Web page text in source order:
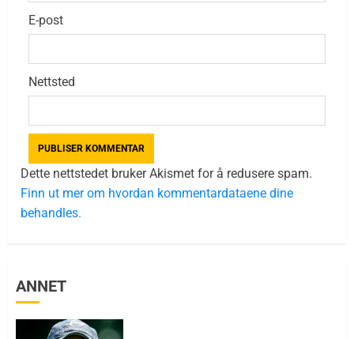
E-post
Nettsted
Dette nettstedet bruker Akismet for å redusere spam.
Finn ut mer om hvordan kommentardataene dine
behandles.
ANNET